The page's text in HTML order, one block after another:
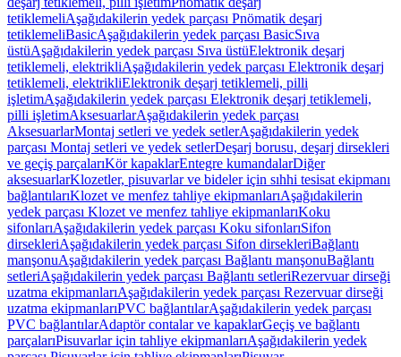
tetiklemeliAşağıdakilerin yedek parçası Pnömatik deşarj
tetiklemeliBasicAşağıdakilerin yedek parçası BasicSıva
üstüAşağıdakilerin yedek parçası Sıva üstüElektronik deşarj
tetiklemeli, elektrikliAşağıdakilerin yedek parçası Elektronik deşarj
tetiklemeli, elektrikliElektronik deşarj tetiklemeli, pilli
işletimAşağıdakilerin yedek parçası Elektronik deşarj tetiklemeli,
pilli işletimAksesuarlarAşağıdakilerin yedek parçası
AksesuarlarMontaj setleri ve yedek setlerAşağıdakilerin yedek
parçası Montaj setleri ve yedek setlerDeşarj borusu, deşarj dirsekleri
ve geçiş parçalarıKör kapaklarEntegre kumandalarDiğer
aksesuarlarKlozetler, pisuvarlar ve bideler için sıhhi tesisat ekipmanı
bağlantılarıKlozet ve menfez tahliye ekipmanlarıAşağıdakilerin
yedek parçası Klozet ve menfez tahliye ekipmanlarıKoku
sifonlarıAşağıdakilerin yedek parçası Koku sifonlarıSifon
dirsekleriAşağıdakilerin yedek parçası Sifon dirsekleriBağlantı
manşonuAşağıdakilerin yedek parçası Bağlantı manşonuBağlantı
setleriAşağıdakilerin yedek parçası Bağlantı setleriRezervuar dirseği
uzatma ekipmanlarıAşağıdakilerin yedek parçası Rezervuar dirseği
uzatma ekipmanlarıPVC bağlantılarAşağıdakilerin yedek parçası
PVC bağlantılarAdaptör contalar ve kapaklarGeçiş ve bağlantı
parçalarıPisuvarlar için tahliye ekipmanlarıAşağıdakilerin yedek